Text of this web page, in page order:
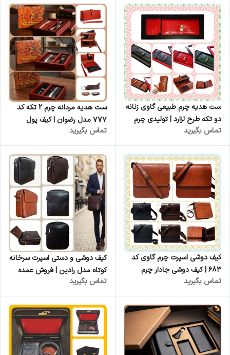
عمده
ست هدیه چرم طبیعی گاوی زنانه
دو تکه طرح لزارد | تولیدی چرم
کوروش
تماس بگیرید
ست هدیه مردانه چرم ۲ تکه کد
۷۷۷ مدل رضوان | کیف پول
دستی و کمربند چرمی | چرم
کوروش
تماس بگیرید
کیف دوشی اسپرت چرم گاوی کد
۶۸۳ | کیف دوشی جادار چرم
طبیعی
تماس بگیرید
کیف دوشی و دستی اسپرت سرخانه
کوتاه مدل رادین | فروش عمده
تماس بگیرید